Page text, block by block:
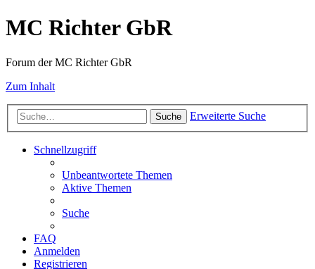
MC Richter GbR
Forum der MC Richter GbR
Zum Inhalt
Suche Erweiterte Suche
Schnellzugriff
Unbeantwortete Themen
Aktive Themen
Suche
FAQ
Anmelden
Registrieren